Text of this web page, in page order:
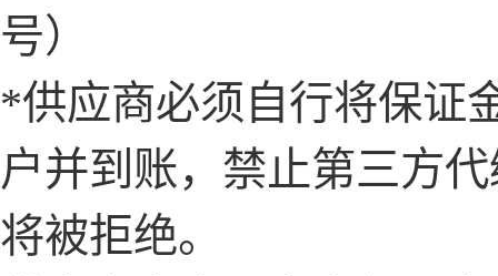
号）
*供应商必须自行将保证
户并到账，禁止第三方
将被拒绝。